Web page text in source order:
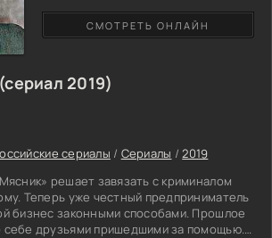
2019)
сериалы / Сериалы /2019
решает завязать с криминалом
Теперь уже честный предприниматель
бизнес законными способами. Прошлое
себе друзьями пришедшими за помощью.
СМОТРЕТЬ ОНЛАЙН